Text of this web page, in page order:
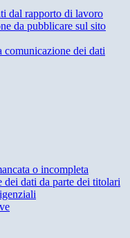
dal rapporto di lavoro
da pubblicare sul sito
comunicazione dei dati
o incompleta
dei dati da parte dei titolari